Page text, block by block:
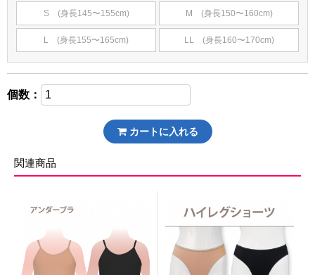
S (身長145〜155cm) M (身長150〜160cm)
L (身長155〜165cm) LL (身長160〜170cm)
個数：
カートに入れる
関連商品